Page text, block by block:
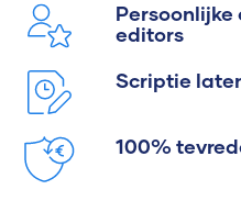
Persoonlijke
editors
Scriptie
100%